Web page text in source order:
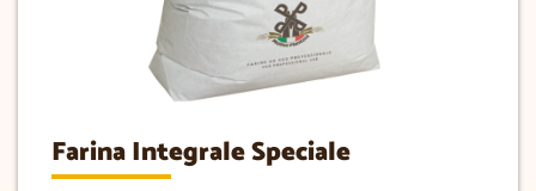
Farina Integrale Speciale